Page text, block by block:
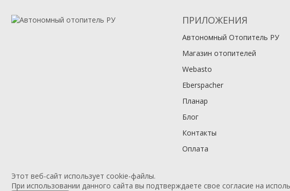
ПРИЛОЖЕНИЯ
Автономный Отопитель РУ
Магазин отопителей
Webasto
Eberspacher
Планар
Блог
Контакты
Оплата
Этот веб-сайт использует cookie-файлы.
При использовании данного сайта вы подтверждаете свое согласие на